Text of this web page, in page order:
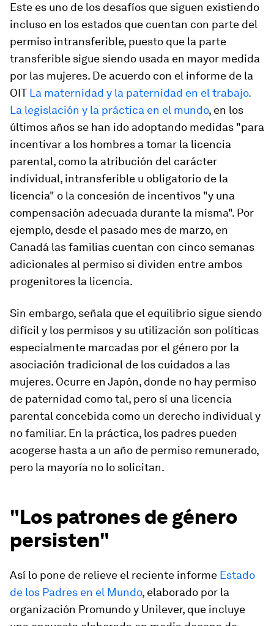
Este es uno de los desafíos que siguen existiendo
incluso en los estados que cuentan con parte del
permiso intransferible, puesto que la parte
transferible sigue siendo usada en mayor medida
por las mujeres. De acuerdo con el informe de la
OIT La maternidad y la paternidad en el trabajo.
La legislación y la práctica en el mundo, en los
últimos años se han ido adoptando medidas "para
incentivar a los hombres a tomar la licencia
parental, como la atribución del carácter
individual, intransferible u obligatorio de la
licencia" o la concesión de incentivos "y una
compensación adecuada durante la misma". Por
ejemplo, desde el pasado mes de marzo, en
Canadá las familias cuentan con cinco semanas
adicionales al permiso si dividen entre ambos
progenitores la licencia.
Sin embargo, señala que el equilibrio sigue siendo
difícil y los permisos y su utilización son políticas
especialmente marcadas por el género por la
asociación tradicional de los cuidados a las
mujeres. Ocurre en Japón, donde no hay permiso
de paternidad como tal, pero sí una licencia
parental concebida como un derecho individual y
no familiar. En la práctica, los padres pueden
acogerse hasta a un año de permiso remunerado,
pero la mayoría no lo solicitan.
"Los patrones de género
persisten"
Así lo pone de relieve el reciente informe Estado
de los Padres en el Mundo, elaborado por la
organización Promundo y Unilever, que incluye